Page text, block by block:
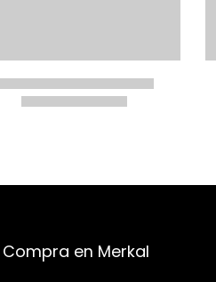
Compra en Merkal